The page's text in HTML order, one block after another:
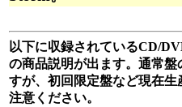
以下に収録されているCD/
の商品説明が出ます。通常
すが、初回限定盤など現在
注意ください。